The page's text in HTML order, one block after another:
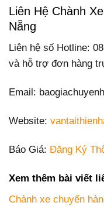
Liên Hệ Chành
Nẵng
Liên hệ số Hotline:
và hỗ trợ đơn hàng
Email:
Website:
Báo Giá: Đăng Ký
Xem thêm bài viết
Chành xe chuyển